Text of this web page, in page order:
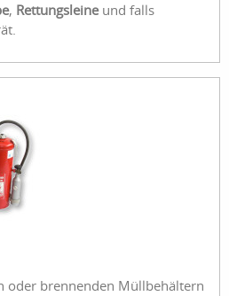
, Rettungsleineund falls
oder brennenden Müllbehältern